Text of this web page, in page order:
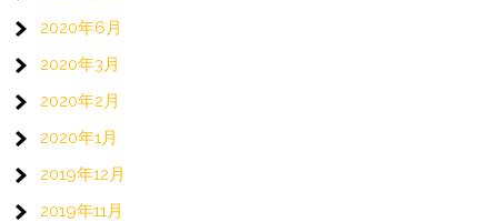
2020年6月
2020年3月
2020年2月
2020年1月
2019年12月
2019年11月